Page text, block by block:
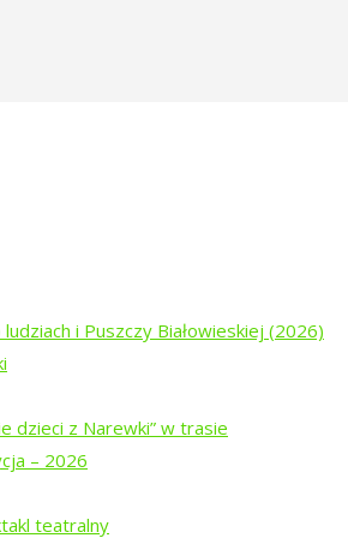
i Puszczy Białowieskiej (2026)
dzieci z Narewki” w trasie
– 2026
teatralny
w Puszczy i szuka jeszcze noclegu,